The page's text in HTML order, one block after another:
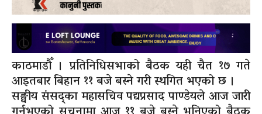
काठमाडौँ । प्रतिनिधिसभाको बैठक यही चैत १७ गते
आइतबार बिहान ११ बजे बस्ने गरी स्थगित भएको छ ।
सङ्घीय संसद्का महासचिव पद्यप्रसाद पाण्डेयले आज जारी